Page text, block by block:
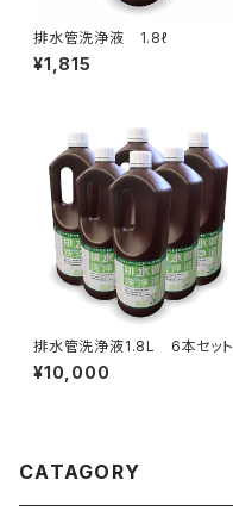
排水管洗浄液 1.8ℓ
¥1,815
排水管洗浄液1.8L 6本セット
¥10,000
CATAGORY